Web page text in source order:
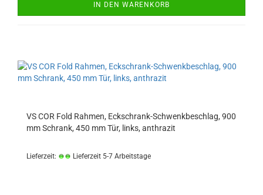
IN DEN WARENKORB
VS COR Fold Rahmen, Eckschrank-Schwenkbeschlag, 900
mm Schrank, 450 mm Tür, links, anthrazit
Lieferzeit: Lieferzeit 5-7 Arbeitstage